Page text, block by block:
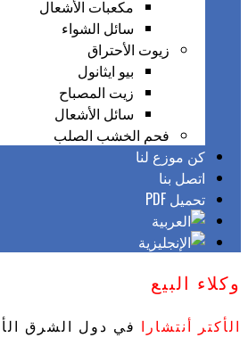
مكعبات الأشعال
سائل الشواء
زيوت الأحتراق
بيو ايثانول
زيت المصباح
سائل الأشعال
فحم الخشب الصلب
كن موزع لنا
اتصل بنا
تحميل PDF
وكلاء البيع
الأكتر أنتشارا في دول الشرق